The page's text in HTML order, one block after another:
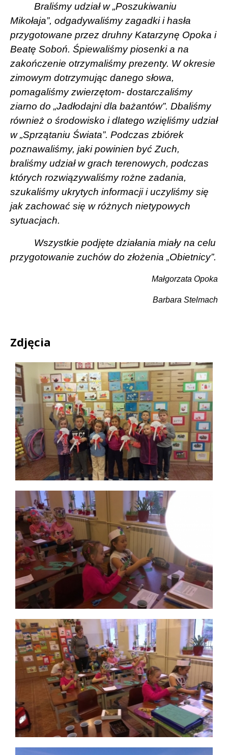
Braliśmy udział w „Poszukiwaniu
Mikołaja”, odgadywaliśmy zagadki i hasła
przygotowane przez druhny Katarzynę Opoka i
Beatę Soboń. Śpiewaliśmy piosenki a na
zakończenie otrzymaliśmy prezenty. W okresie
zimowym dotrzymując danego słowa,
pomagaliśmy zwierzętom- dostarczaliśmy
ziarno do „Jadłodajni dla bażantów”. Dbaliśmy
również o środowisko i dlatego wzięliśmy udział
w „Sprzątaniu Świata”. Podczas zbiórek
poznawaliśmy, jaki powinien być Zuch,
braliśmy udział w grach terenowych, podczas
których rozwiązywaliśmy rożne zadania,
szukaliśmy ukrytych informacji i uczyliśmy się
jak zachować się w różnych nietypowych
sytuacjach.
Wszystkie podjęte działania miały na celu
przygotowanie zuchów do złożenia „Obietnicy”.
Małgorzata Opoka
Barbara Stelmach
Zdjęcia